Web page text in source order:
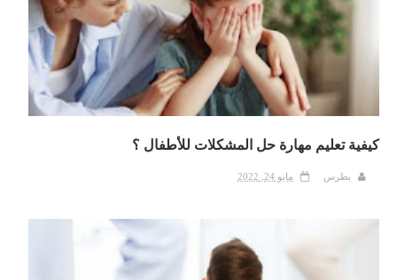
كيفية تعليم مهارة حل المشكلات للأطفال ؟
بطرس مايو 24, 2022